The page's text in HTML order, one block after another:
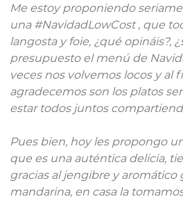
Me estoy proponiendo
una #NavidadLowCost , que
langosta y foie, ¿qué opináis?,
presupuesto el menú de
veces nos volvemos locos y al
agradecemos son los platos
estar todos juntos
Pues bien, hoy les propongo
que es una auténtica delicia,
gracias al jengibre y aromático
mandarina, en casa la